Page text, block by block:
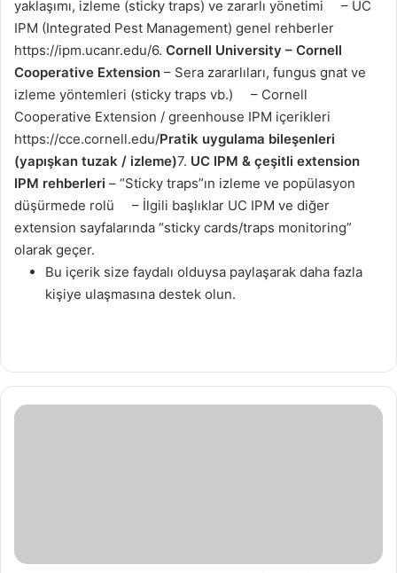
yaklaşımı, izleme (sticky traps) ve zararlı yönetimi
– UC
IPM (Integrated Pest Management) genel rehberler
https://ipm.ucanr.edu/6. Cornell University – Cornell
Cooperative Extension – Sera zararlıları, fungus gnat ve
izleme yöntemleri (sticky traps vb.)
– Cornell
Cooperative Extension / greenhouse IPM içerikleri
https://cce.cornell.edu/Pratik uygulama bileşenleri
(yapışkan tuzak / izleme)7. UC IPM & çeşitli extension
IPM rehberleri – “Sticky traps”ın izleme ve popülasyon
düşürmede rolü
– İlgili başlıklar UC IPM ve diğer
extension sayfalarında “sticky cards/traps monitoring”
olarak geçer.
Bu içerik size faydalı olduysa paylaşarak daha fazla
kişiye ulaşmasına destek olun.
Hasat
Azaltma